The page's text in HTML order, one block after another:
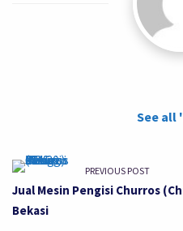
See all
PREVIOUS POST
Jual Mesin Pengisi Churros
Bekasi